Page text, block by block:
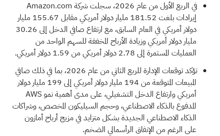
في الربع الأول من عام 2026، سجلت شركة Amazon.com
إيرادات بلغت 181.52 مليار دولار أمريكي مقابل 155.67 مليار
دولار أمريكي في العام السابق، مع ارتفاع صافي الدخل إلى 30.26
مليار دولار أمريكي وزيادة الأرباح المخففة للسهم الواحد من
العمليات المستمرة إلى 2.78 دولار أمريكي من 1.59 دولار أمريكي.
تؤكد توقعات الإدارة للربع الثاني من عام 2026، بما في ذلك صافي
المبيعات المتوقعة من 194 مليار دولار أمريكي إلى 199 مليار دولار
أمريكي وارتفاع الدخل التشغيلي، على مدى أهمية نمو AWS
المدفوع بالذكاء الاصطناعي، وحجم السيليكون المخصص، وشراكات
الذكاء الاصطناعي الجديدة بشكل متزايد في مزيج أرباح أمازون
على الرغم من الإنفاق الرأسمالي الضخم.